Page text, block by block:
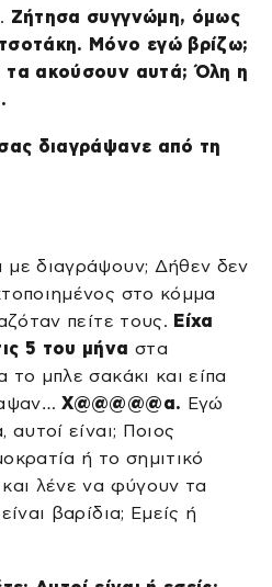
Ζήτησα συγγνώμη, όμως
Μόνο εγώ βρίζω;
τα ακούσουν αυτά; Όλη η
διαγράψανε από τη
διαγράψουν; Δήθεν δεν
στο κόμμα
πείτε τους. Είχα
5 του μήνα στα
μπλε σακάκι και είπα
Χ@@@@@α. Εγώ
είναι; Ποιος
ή το σημιτικό
λένε να φύγουν τα
βαρίδια; Εμείς ή